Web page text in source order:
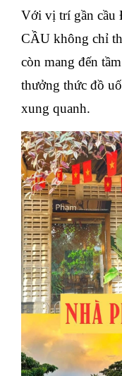
Với vị trí gần
CẦU không chỉ
còn mang đến
thưởng thức đồ
xung quanh.